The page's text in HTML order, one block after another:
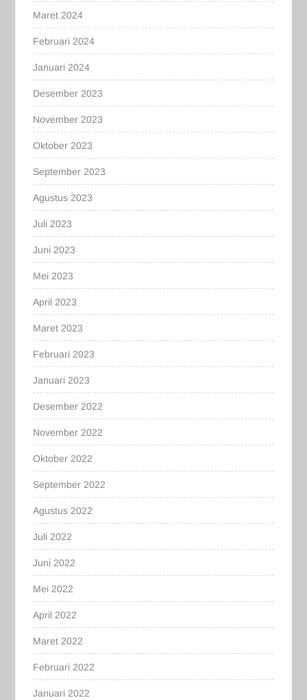
Maret 2024
Februari 2024
Januari 2024
Desember 2023
November 2023
Oktober 2023
September 2023
Agustus 2023
Juli 2023
Juni 2023
Mei 2023
April 2023
Maret 2023
Februari 2023
Januari 2023
Desember 2022
November 2022
Oktober 2022
September 2022
Agustus 2022
Juli 2022
Juni 2022
Mei 2022
April 2022
Maret 2022
Februari 2022
Januari 2022